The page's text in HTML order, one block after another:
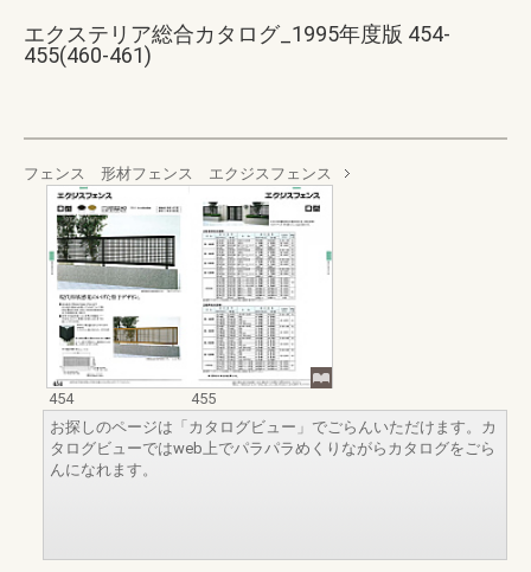
エクステリア総合カタログ_1995年度版 454-
455(460-461)
フェンス 形材フェンス エクジスフェンス
454
455
お探しのページは「カタログビュー」でごらんいただけます。カ
タログビューではweb上でパラパラめくりながらカタログをごら
んになれます。